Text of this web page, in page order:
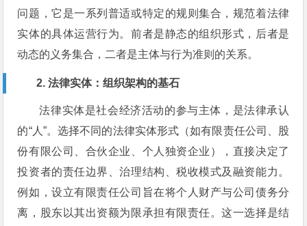
问题，它是一系列普适或特定的规则集合，规范着法律
实体的具体运营行为。前者是静态的组织形式，后者是
动态的义务集合，二者是主体与行为准则的关系。
2. 法律实体：组织架构的基石
法律实体是社会经济活动的参与主体，是法律承认
的“人”。选择不同的法律实体形式（如有限责任公司、股
份有限公司、合伙企业、个人独资企业），直接决定了
投资者的责任边界、治理结构、税收模式及融资能力。
例如，设立有限责任公司旨在将个人财产与公司债务分
离，股东以其出资额为限承担有限责任。这一选择是结